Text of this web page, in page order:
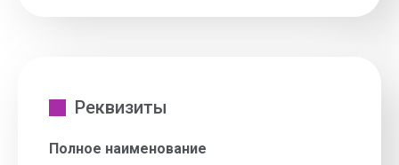
Реквизиты
Полное наименование